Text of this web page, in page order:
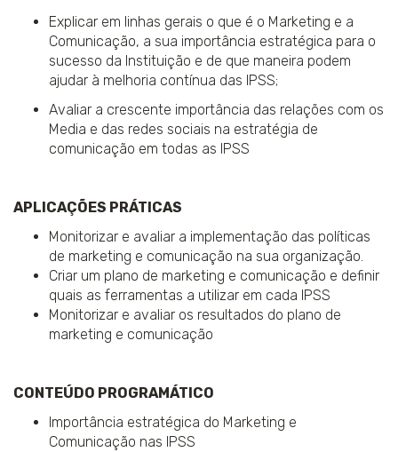
Explicar em linhas gerais o que é o Marketing e a
Comunicação, a sua importância estratégica para o
sucesso da Instituição e de que maneira podem
ajudar à melhoria contínua das IPSS;
Avaliar a crescente importância das relações com os
Media e das redes sociais na estratégia de
comunicação em todas as IPSS
APLICAÇÕES PRÁTICAS
Monitorizar e avaliar a implementação das políticas
de marketing e comunicação na sua organização.
Criar um plano de marketing e comunicação e definir
quais as ferramentas a utilizar em cada IPSS
Monitorizar e avaliar os resultados do plano de
marketing e comunicação
CONTEÚDO PROGRAMÁTICO
Importância estratégica do Marketing e
Comunicação nas IPSS